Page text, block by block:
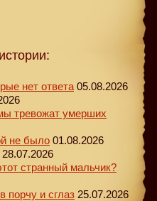
нет ответа 05.08.2026
тревожат умерших
не было 01.08.2026
28.07.2026
странный мальчик?
порчу и сглаз 25.07.2026